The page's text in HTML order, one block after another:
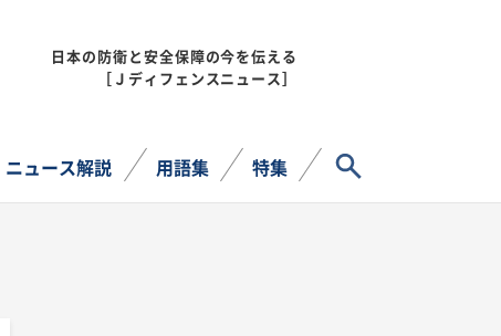
日本の防衛と安全保障の今を伝える
［Ｊディフェンスニュース］
ニュース解説 用語集 特集